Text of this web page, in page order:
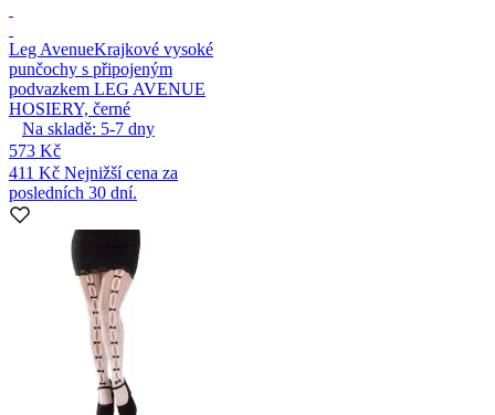
Leg AvenueKrajkové vysoké
punčochy s připojeným
podvazkem LEG AVENUE
HOSIERY, černé
Na skladě: 5-7 dny
573 Kč
411 Kč Nejnižší cena za
posledních 30 dní.